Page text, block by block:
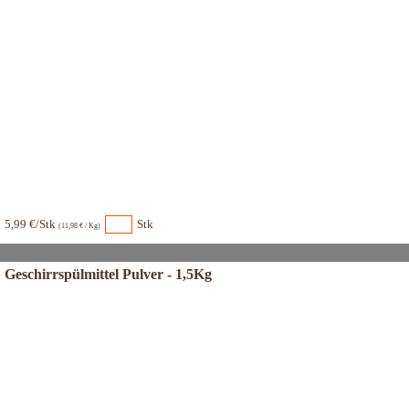
5,99 €/Stk (11,98 € / Kg) Stk
Geschirrspülmittel Pulver - 1,5Kg